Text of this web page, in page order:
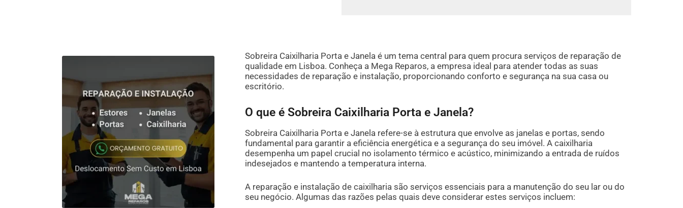
Sobreira Caixilharia Porta e Janela é um tema central para quem procura serviços de reparação de
qualidade em Lisboa. Conheça a Mega Reparos, a empresa ideal para atender todas as suas
necessidades de reparação e instalação, proporcionando conforto e segurança na sua casa ou
escritório.
O que é Sobreira Caixilharia Porta e Janela?
Sobreira Caixilharia Porta e Janela refere-se à estrutura que envolve as janelas e portas, sendo
fundamental para garantir a eficiência energética e a segurança do seu imóvel. A caixilharia
desempenha um papel crucial no isolamento térmico e acústico, minimizando a entrada de ruídos
indesejados e mantendo a temperatura interna.
A reparação e instalação de caixilharia são serviços essenciais para a manutenção do seu lar ou do
seu negócio. Algumas das razões pelas quais deve considerar estes serviços incluem: